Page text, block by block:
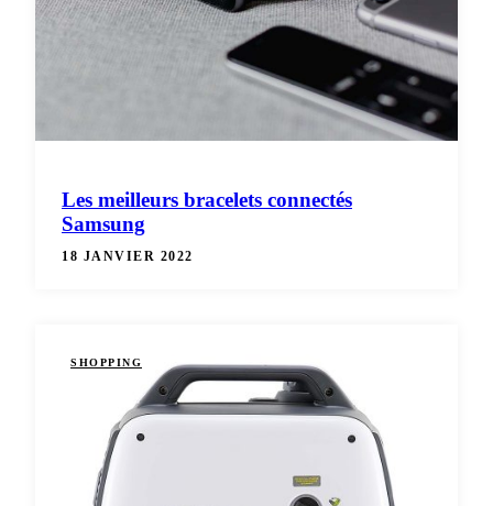
Les meilleurs bracelets connectés
Samsung
18 JANVIER 2022
SHOPPING